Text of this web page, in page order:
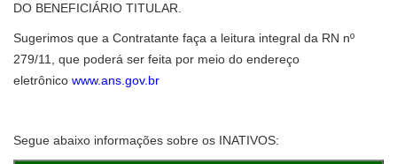
DO BENEFICIÁRIO TITULAR.
Sugerimos que a Contratante faça a leitura integral da RN nº
279/11, que poderá ser feita por meio do endereço
eletrônico www.ans.gov.br
Segue abaixo informações sobre os INATIVOS: